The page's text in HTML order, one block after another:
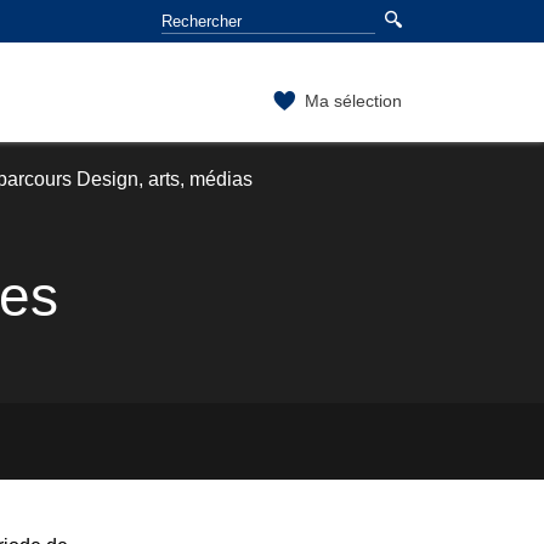
Ma sélection
Design, arts, médias